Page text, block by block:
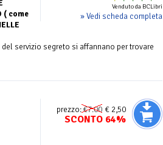
Venduto da BCLibri
» Vedi scheda completa
( come
servizio segreto si affannano per trovare
prezzo:€7.00 € 2,50
SCONTO 64%